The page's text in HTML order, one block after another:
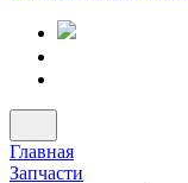
Главная
Запчасти